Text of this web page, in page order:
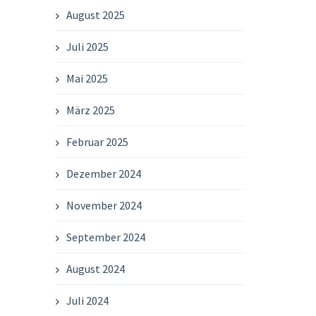
August 2025
Juli 2025
Mai 2025
März 2025
Februar 2025
Dezember 2024
November 2024
September 2024
August 2024
Juli 2024